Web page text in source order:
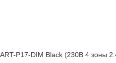
P17-DIM Black (230В 4 зоны